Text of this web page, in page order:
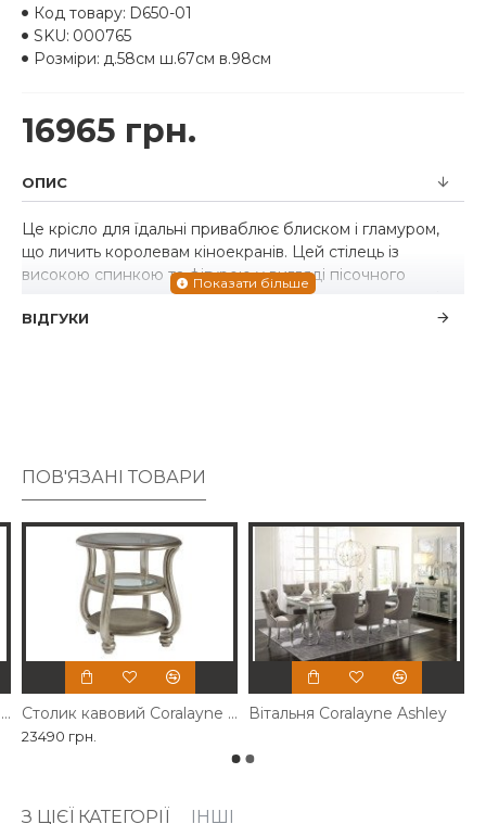
16965 грн.
Код товару: D650-01
SKU: 000765
Розміри: д.58см ш.67см в.98см
ОПИС
Це крісло для їдальні приваблює блиском і гламуром,
що личить королевам кіноекранів. Цей стілець із
високою спинкою та фігурою у вигляді пісочного
годинника вражає ефектним діамантовим волокном і
класичними ніжками кабріола з легким металевим
ВІДГУКИ
ПОВ'ЯЗАНІ ТОВАРИ
Стіл розкладний Coralayne Ashley Столик кавовий Coralayne Ashley
23490 грн.
Вітальня Coralayne Ashley
З ЦІЄЇ КАТЕГОРІЇ ІНШІ